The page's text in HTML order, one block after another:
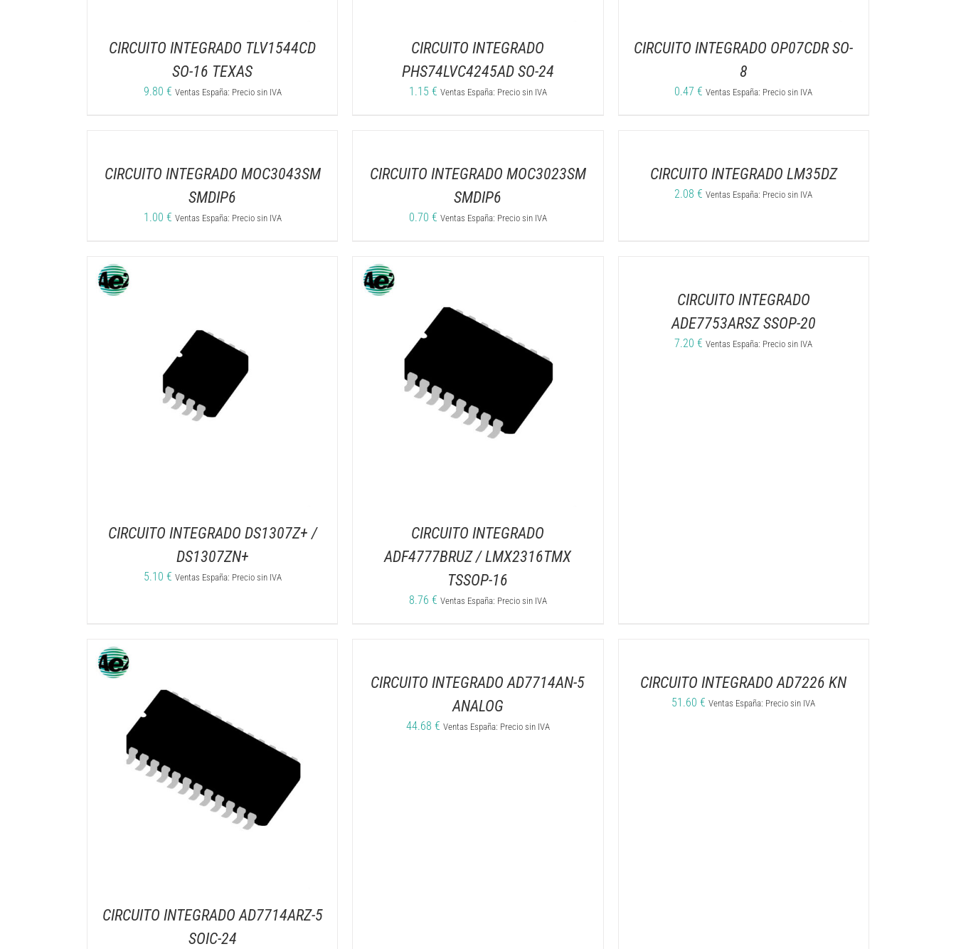
CIRCUITO INTEGRADO TLV1544CD
SO-16 TEXAS
9.80 € Ventas España: Precio sin IVA
CIRCUITO INTEGRADO
PHS74LVC4245AD SO-24
1.15 € Ventas España: Precio sin IVA
CIRCUITO INTEGRADO OP07CDR SO-
8
0.47€ Ventas España: Precio sin IVA
CIRCUITO INTEGRADO MOC3043SM
SMDIP6
1.00 € Ventas España: Precio sin IVA
CIRCUITO INTEGRADO MOC3023SM
SMDIP6
0.70 € Ventas España: Precio sin IVA
CIRCUITO INTEGRADO LM35DZ
2.08€ Ventas España: Precio sin IVA
CIRCUITO INTEGRADO DS1307Z+ /
DS1307ZN+
5.10 € Ventas España: Precio sin IVA
CIRCUITO INTEGRADO
ADF4777BRUZ / LMX2316TMX
TSSOP-16
8.76 € Ventas España: Precio sin IVA
CIRCUITO INTEGRADO
ADE7753ARSZ SSOP-20
7.20€ Ventas España: Precio sin IVA
CIRCUITO INTEGRADO AD7714ARZ-5
SOIC-24
CIRCUITO INTEGRADO AD7714AN-5
ANALOG
44.68 € Ventas España: Precio sin IVA
CIRCUITO INTEGRADO AD7226 KN
51.60€ Ventas España: Precio sin IVA